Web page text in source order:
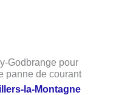
Godbrange pour
panne de courant
la-Montagne